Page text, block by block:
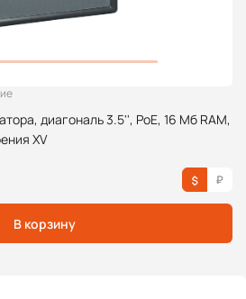
диагональ 3.5'', PoE, 16 Мб RAM,
XV
В корзину